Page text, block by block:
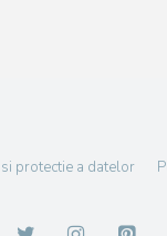
protectie a datelor